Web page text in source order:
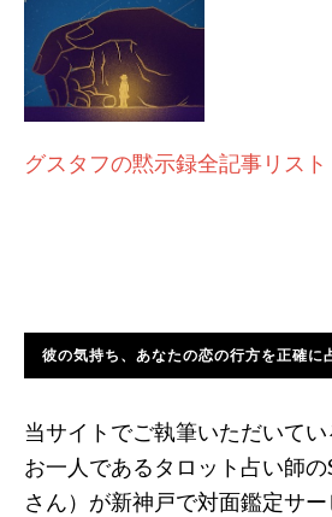
グスタフの黙示録全記事リスト
彼の気持ち、あなたの恋の行方を正確に
当サイトでご執筆いただいて
お一人であるタロット占い師
さん）が新神戸で対面鑑定サ